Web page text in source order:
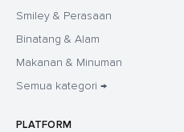
Smiley & Perasaan
Binatang & Alam
Makanan & Minuman
Semua kategori →
PLATFORM